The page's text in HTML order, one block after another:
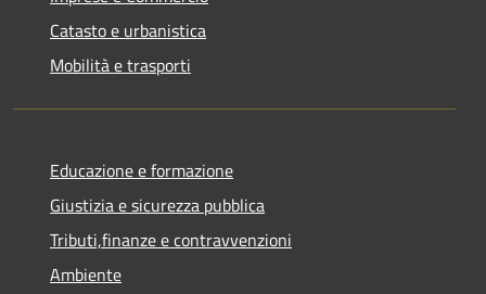
Catasto e urbanistica
Mobilità e trasporti
Educazione e formazione
Giustizia e sicurezza pubblica
Tributi,finanze e contravvenzioni
Ambiente